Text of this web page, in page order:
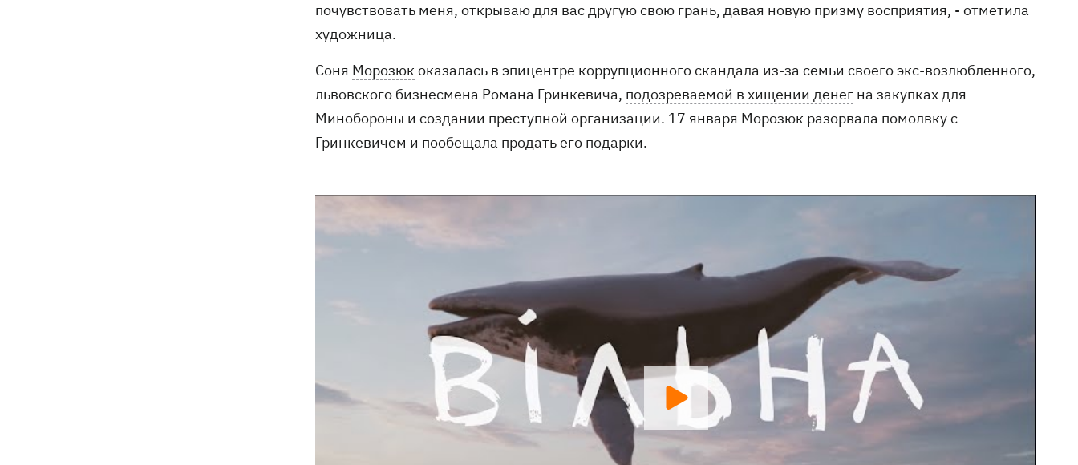
почувствовать меня, открываю для вас другую свою грань, давая новую призму восприятия, - отметила
художница.
Соня Морозюкоказалась в эпицентре коррупционного скандала из-за семьи своего экс-возлюбленного,
львовского бизнесмена Романа Гринкевича, подозреваемой в хищении денег на закупках для
Минобороны и создании преступной организации. 17 января Морозюк разорвала помолвку с
Гринкевичем и пообещала продать его подарки.